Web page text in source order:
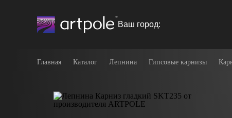
Ваш город:
Главная Каталог Лепнина Гипсовые карнизы